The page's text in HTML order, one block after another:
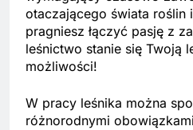
otaczającego świata roślin
pragniesz łączyć pasję z
leśnictwo stanie się Twoją
możliwości!
W pracy leśnika można
różnorodnymi